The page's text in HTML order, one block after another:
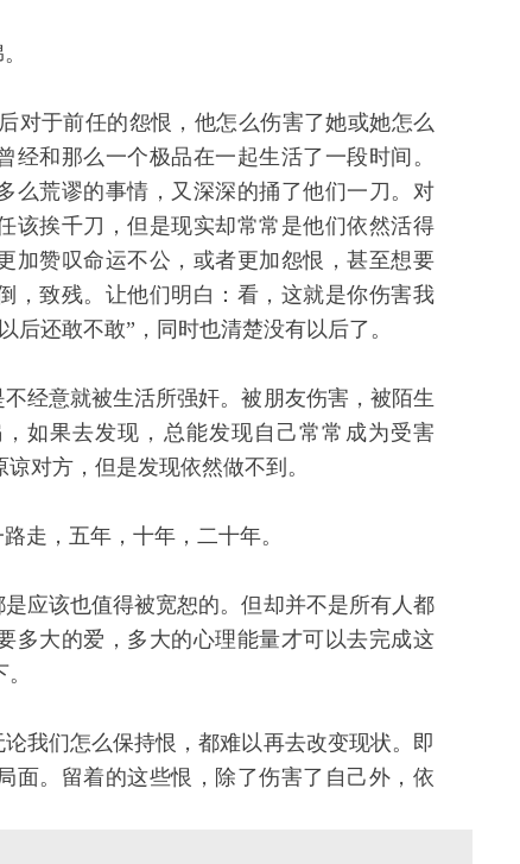
于前任的怨恨，他怎么伤害了她或她怎么
经和那么一个极品在一起生活了一段时间。
么荒谬的事情，又深深的捅了他们一刀。对
该挨千刀，但是现实却常常是他们依然活得
加赞叹命运不公，或者更加怨恨，甚至想要
，致残。让他们明白：看，这就是你伤害我
后还敢不敢”，同时也清楚没有以后了。
经意就被生活所强奸。被朋友伤害，被陌生
如果去发现，总能发现自己常常成为受害
对方，但是发现依然做不到。
走，五年，十年，二十年。
应该也值得被宽恕的。但却并不是所有人都
多大的爱，多大的心理能量才可以去完成这
我们怎么保持恨，都难以再去改变现状。即
面。留着的这些恨，除了伤害了自己外，依